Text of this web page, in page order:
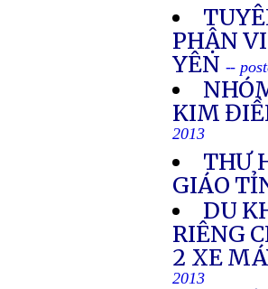
PHẬN
YÊN --
KIM
2013
THƯ
GIÁO
DU
RIÊNG
2 XE
2013